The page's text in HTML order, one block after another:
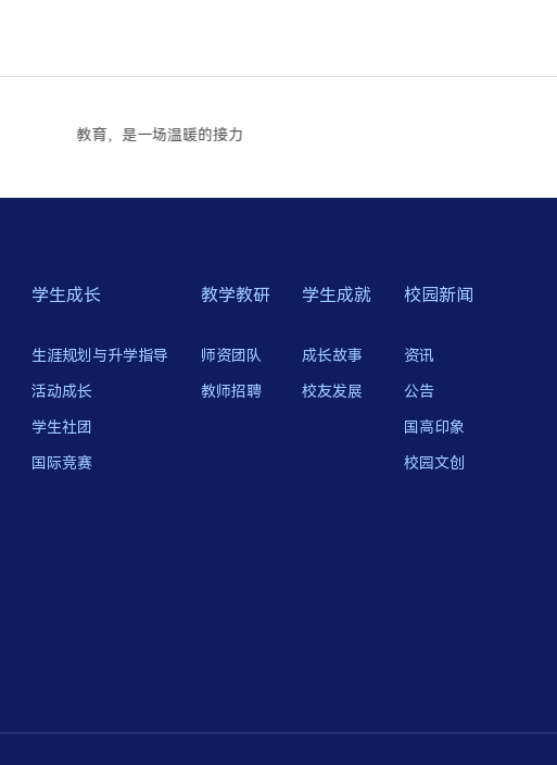
教育，是一场温暖的接力
学生成长
生涯规划与升学指导
活动成长
学生社团
国际竞赛
教学教研
师资团队
教师招聘
学生成就
成长故事
校友发展
校园新闻
资讯
公告
国高印象
校园文创